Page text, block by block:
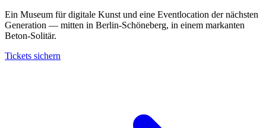
Ein Museum für digitale Kunst und eine Eventlocation der nächsten
Generation — mitten in Berlin-Schöneberg, in einem markanten
Beton-Solitär.
Tickets sichern